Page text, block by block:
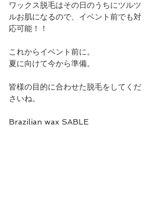
ワックス脱毛はその日のうちにツルツ
ルお肌になるので、イベント前でも対
応可能！！
これからイベント前に。
夏に向けて今から準備。
皆様の目的に合わせた脱毛をしてくだ
さいね。
Brazilian wax SABLE